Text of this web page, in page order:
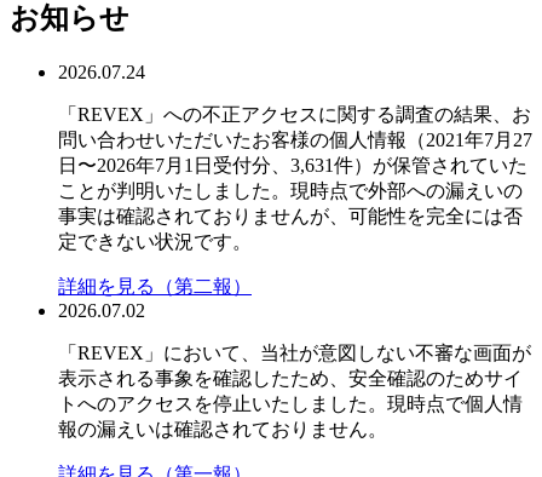
お知らせ
2026.07.24
「REVEX」への不正アクセスに関する調査の結果、お
問い合わせいただいたお客様の個人情報（2021年7月27
日〜2026年7月1日受付分、3,631件）が保管されていた
ことが判明いたしました。現時点で外部への漏えいの
事実は確認されておりませんが、可能性を完全には否
定できない状況です。
詳細を見る（第二報）
2026.07.02
「REVEX」において、当社が意図しない不審な画面が
表示される事象を確認したため、安全確認のためサイ
トへのアクセスを停止いたしました。現時点で個人情
報の漏えいは確認されておりません。